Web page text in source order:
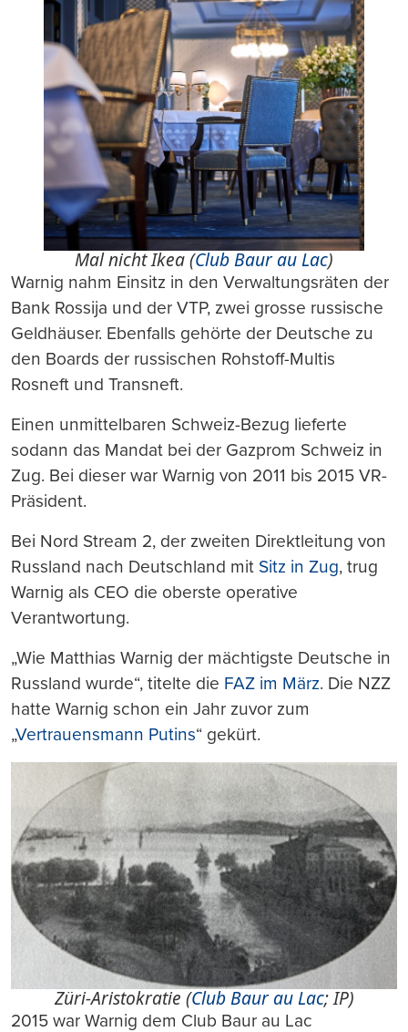
Mal nicht Ikea (Club Baur au Lac)
Warnig nahm Einsitz in den Verwaltungsräten der
Bank Rossija und der VTP, zwei grosse russische
Geldhäuser. Ebenfalls gehörte der Deutsche zu
den Boards der russischen Rohstoff-Multis
Rosneft und Transneft.
Einen unmittelbaren Schweiz-Bezug lieferte
sodann das Mandat bei der Gazprom Schweiz in
Zug. Bei dieser war Warnig von 2011 bis 2015 VR-
Präsident.
Bei Nord Stream 2, der zweiten Direktleitung von
Russland nach Deutschland mit Sitz in Zug, trug
Warnig als CEO die oberste operative
Verantwortung.
„Wie Matthias Warnig der mächtigste Deutsche in
Russland wurde“, titelte die FAZ im März. Die NZZ
hatte Warnig schon ein Jahr zuvor zum
„Vertrauensmann Putins“ gekürt.
Züri-Aristokratie (Club Baur au Lac; IP)
2015 war Warnig dem Club Baur au Lac